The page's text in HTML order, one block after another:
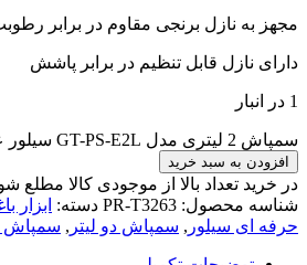
مجهز به نازل برنجی مقاوم در برابر
دارای نازل قابل تنظیم در برابر پاشش
1 در انبار
سمپاش 2 لیتری مدل GT-PS-E2L سیلور عدد
افزودن به سبد خرید
در خرید تعداد بالا از موجودی کالا مطلع
شناسه محصول: PR-T3263 دسته: ابزار
حرفه ای سیلور , سمپاش دو لیتر , سمپاش